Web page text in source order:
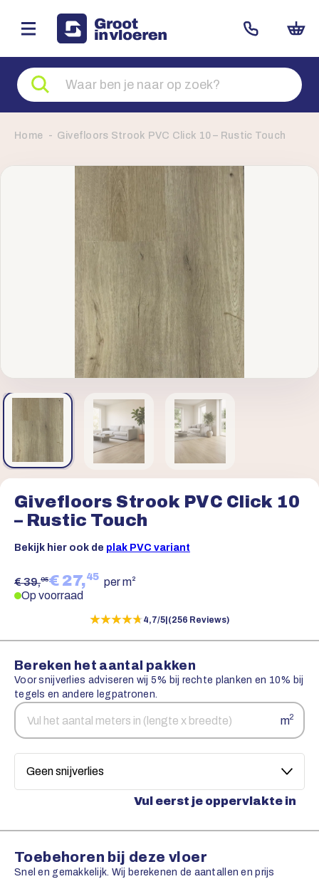
Zoeken
naar
producten
Home Givefloors Strook PVC Click 10 – Rustic Touch
Givefloors Strook PVC Click 10
– Rustic Touch
Bekijk hier ook de plak PVC variant
€ 39,95€ 27,45 per m²
Op voorraad
★★★★★
★★★★★4,7/5 (256 Reviews)
Bereken het aantal pakken
Voor snijverlies adviseren wij 5% bij rechte planken en 10% bij
tegels en andere legpatronen.
Aantal
vierkante
m2
Snijverlies
Vul eerst je oppervlakte in
Toebehoren bij deze vloer
Snel en gemakkelijk. Wij berekenen de aantallen en prijs